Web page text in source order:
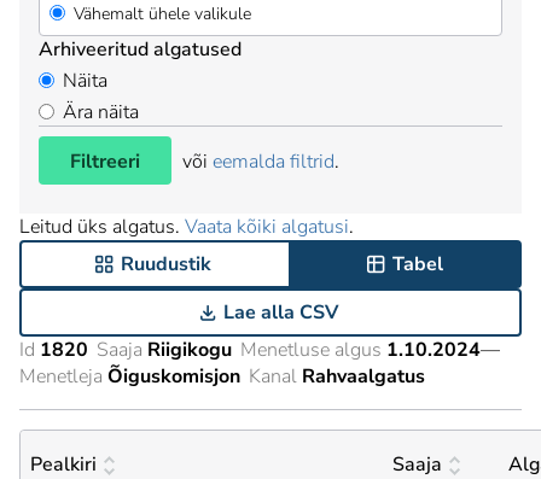
Vähemalt ühele valikule
Arhiveeritud algatused
Näita
Ära näita
Filtreeri
või eemalda filtrid.
Leitud üks algatus. Vaata kõiki algatusi.
Ruudustik
Tabel
Lae alla CSV
Id 1820 Saaja Riigikogu Menetluse algus 1.10.2024—
Menetleja Õiguskomisjon Kanal Rahvaalgatus
Pealkiri Saaja